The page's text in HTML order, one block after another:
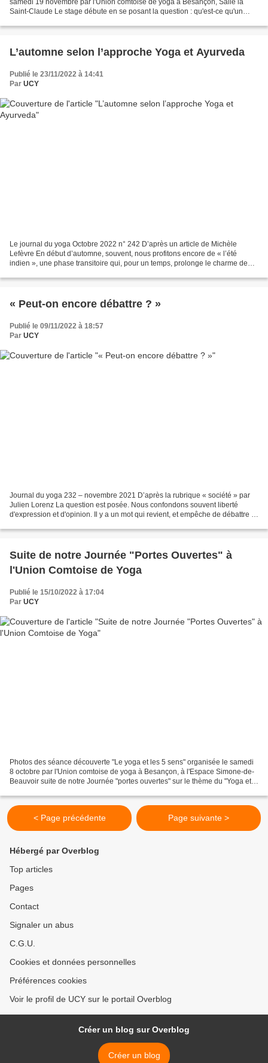
samedi 19 novembre par l'Union comtoise de yoga à Besançon, Salle la
Saint-Claude Le stage débute en se posant la question : qu'est-ce qu'un
L’automne selon l’approche Yoga et Ayurveda
Publié le 23/11/2022 à 14:41
Par UCY
Le journal du yoga Octobre 2022 n° 242 D’après un article de Michèle
Lefèvre En début d’automne, souvent, nous profitons encore de « l’été
indien », une phase transitoire qui, pour un temps, prolonge le charme de
« Peut-on encore débattre ? »
Publié le 09/11/2022 à 18:57
Par UCY
Journal du yoga 232 – novembre 2021 D’après la rubrique « société » par
Julien Lorenz La question est posée. Nous confondons souvent liberté
d'expression et d'opinion. Il y a un mot qui revient, et empêche de débattre :
Suite de notre Journée "Portes Ouvertes" à
l'Union Comtoise de Yoga
Publié le 15/10/2022 à 17:04
Par UCY
Photos des séance découverte "Le yoga et les 5 sens" organisée le samedi
8 octobre par l'Union comtoise de yoga à Besançon, à l'Espace Simone-de-
Beauvoir suite de notre Journée "portes ouvertes" sur le thème du "Yoga et
< Page précédente Page suivante >
Hébergé par Overblog
Top articles
Pages
Contact
Signaler un abus
C.G.U.
Cookies et données personnelles
Préférences cookies
Voir le profil de UCY sur le portail Overblog
Créer un blog sur Overblog
Créer un blog